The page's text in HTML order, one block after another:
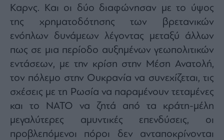
Καρνς. Και οι δύο διαφώνησαν με το ύψος
της χρηματοδότησης των βρετανικών
ενόπλων δυνάμεων λέγοντας μεταξύ άλλων
πως σε μια περίοδο αυξημένων γεωπολιτικών
εντάσεων, με την κρίση στην Μέση Ανατολή,
τον πόλεμο στην Ουκρανία να συνεχίζεται, τις
σχέσεις με τη Ρωσία να παραμένουν τεταμένες
και το ΝΑΤΟ να ζητά από τα κράτη-μέλη
μεγαλύτερες αμυντικές επενδύσεις, οι
προβλεπόμενοι πόροι δεν ανταποκρίνονται